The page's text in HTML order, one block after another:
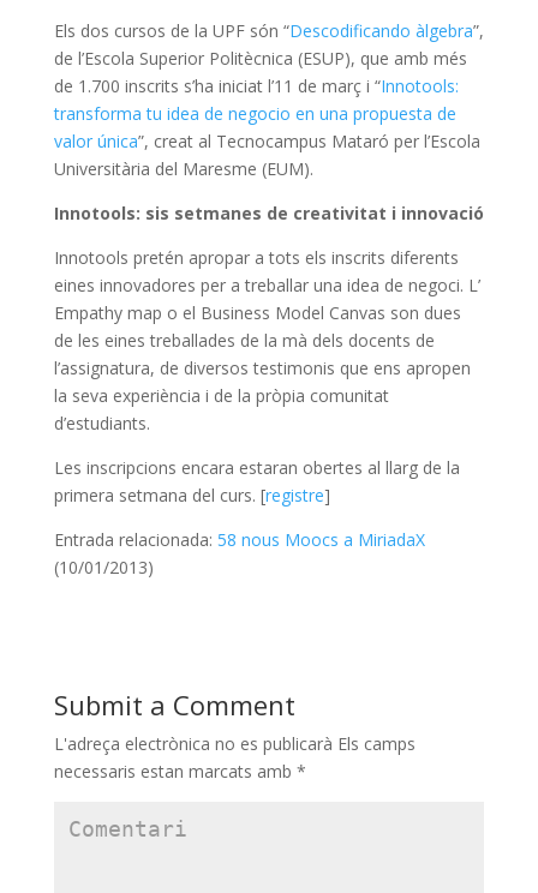
Els dos cursos de la UPF són “Descodificando àlgebra”,
de l’Escola Superior Politècnica (ESUP), que amb més
de 1.700 inscrits s’ha iniciat l’11 de març i “Innotools:
transforma tu idea de negocio en una propuesta de
valor única”, creat al Tecnocampus Mataró per l’Escola
Universitària del Maresme (EUM).
Innotools: sis setmanes de creativitat i innovació
Innotools pretén apropar a tots els inscrits diferents
eines innovadores per a treballar una idea de negoci. L’
Empathy map o el Business Model Canvas son dues
de les eines treballades de la mà dels docents de
l’assignatura, de diversos testimonis que ens apropen
la seva experiència i de la pròpia comunitat
d’estudiants.
Les inscripcions encara estaran obertes al llarg de la
primera setmana del curs. [registre]
Entrada relacionada: 58 nous Moocs a MiriadaX
(10/01/2013)
Submit a Comment
L'adreça electrònica no es publicarà Els camps
necessaris estan marcats amb *